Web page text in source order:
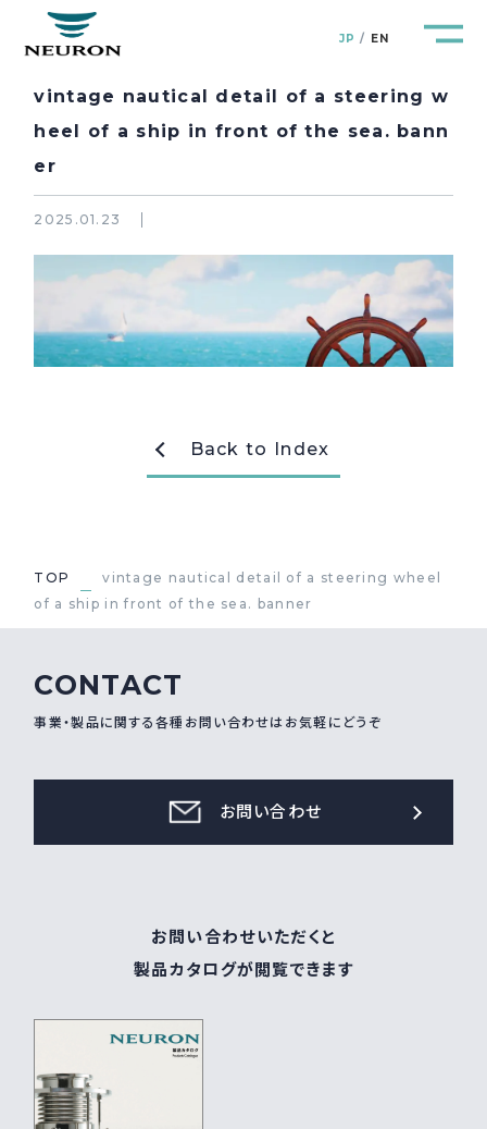
JP EN
管路防災研究所
企業情報 Company
製品＆サービス Products&Service
お問い合わせ
vintage nautical detail of a steering w
heel of a ship in front of the sea. bann
er
2025.01.23
Back to Index
TOP
vintage nautical detail of a steering wheel
of a ship in front of the sea. banner
CONTACT
事業・製品に関する各種お問い合わせはお気軽にどうぞ
お問い合わせ
お問い合わせいただくと
製品カタログが閲覧できます